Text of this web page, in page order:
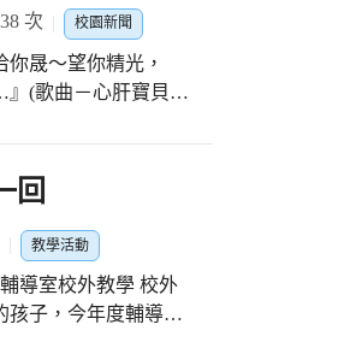
次 校園新聞
你晟～望你精光，
(歌曲－心肝寶貝)
次又一次排演，背
完整原汁原味呈
令人感動！ 忠孝戲
功力正是戲劇精髓
感動渾然串成大感
老師，對忠孝孩子們
回
教學活動
導室校外教學 校外
孩子，今年度輔導室